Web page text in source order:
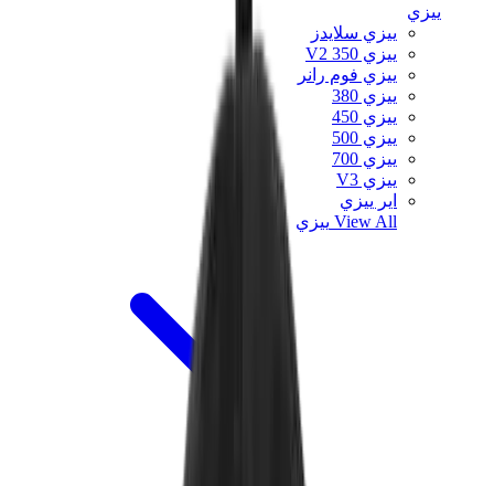
ييزي
ييزي سلايدز
ييزي 350 V2
ييزي فوم رانر
ييزي 380
ييزي 450
ييزي 500
ييزي 700
ييزي V3
اير ييزي
View All ييزي